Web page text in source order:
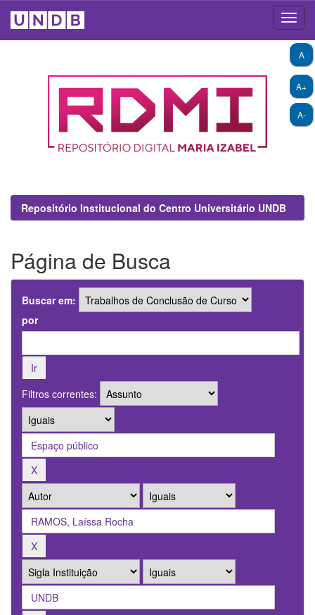
A+
A-
A
Repositório Institucional do Centro Universitário UNDB
Página de Busca
Buscar em:
por
Filtros correntes: